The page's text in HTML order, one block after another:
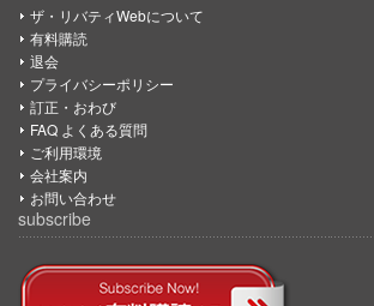
ザ・リバティWebについて
有料購読
退会
プライバシーポリシー
訂正・おわび
FAQ よくある質問
ご利用環境
会社案内
お問い合わせ
subscribe